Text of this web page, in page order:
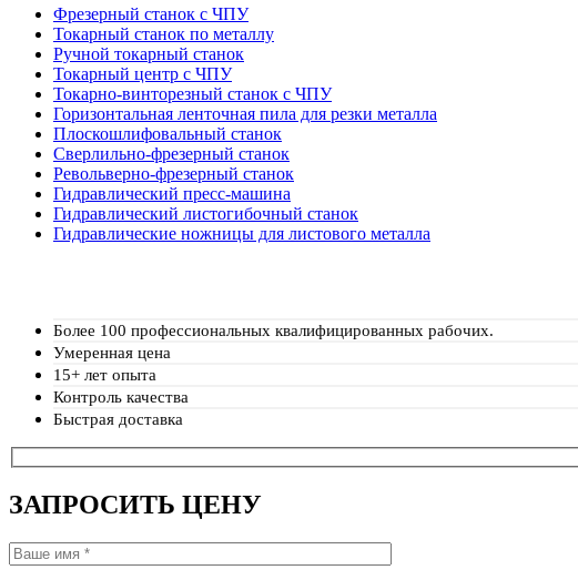
Фрезерный станок с ЧПУ
Токарный станок по металлу
Ручной токарный станок
Токарный центр с ЧПУ
Токарно-винторезный станок с ЧПУ
Горизонтальная ленточная пила для резки металла
Плоскошлифовальный станок
Сверлильно-фрезерный станок
Револьверно-фрезерный станок
Гидравлический пресс-машина
Гидравлический листогибочный станок
Гидравлические ножницы для листового металла
Более 100 профессиональных квалифицированных рабочих.
Умеренная цена
15+ лет опыта
Контроль качества
Быстрая доставка
ЗАПРОСИТЬ ЦЕНУ